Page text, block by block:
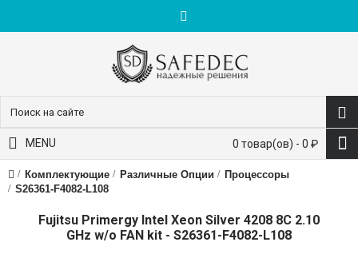
0 товар(ов) - 0 ₽
MENU
Комплектующие Различные Опции
Процессоры
S26361-F4082-L108
Fujitsu Primergy Intel Xeon Silver 4208 8C 2.10
GHz w/o FAN kit - S26361-F4082-L108